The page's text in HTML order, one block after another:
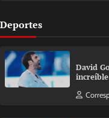
Deportes
David